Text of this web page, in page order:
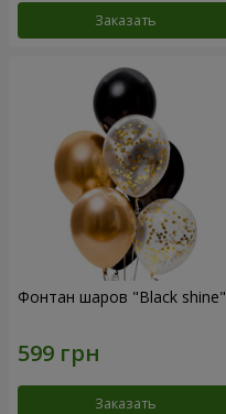
Заказать
Фонтан шаров "Black shine"
Заказать